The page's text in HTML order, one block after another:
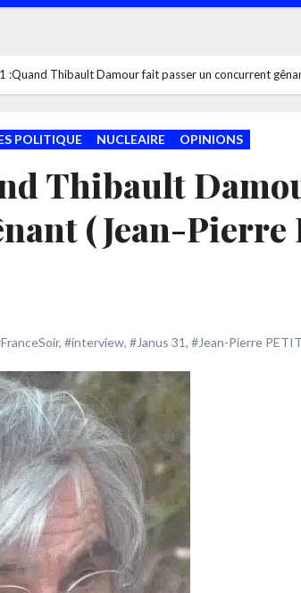
:Quand Thibault Damour fait passer un concurrent
POLITIQUE NUCLEAIRE OPINIONS
Thibault
(Jean-Pierre
, #interview, #Janus 31, #Jean-Pierre PETIT